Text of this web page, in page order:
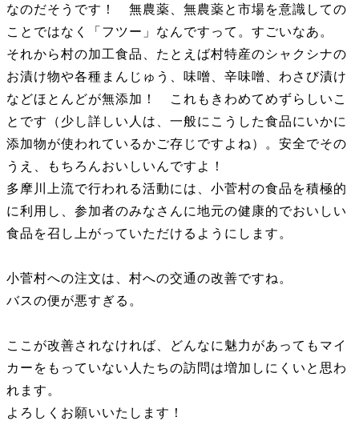
なのだそうです！ 無農薬、無農薬と市場を意識しての
ことではなく「フツー」なんですって。すごいなあ。
それから村の加工食品、たとえば村特産のシャクシナの
お漬け物や各種まんじゅう、味噌、辛味噌、わさび漬け
などほとんどが無添加！ これもきわめてめずらしいこ
とです（少し詳しい人は、一般にこうした食品にいかに
添加物が使われているかご存じですよね）。安全でその
うえ、もちろんおいしいんですよ！
多摩川上流で行われる活動には、小菅村の食品を積極的
に利用し、参加者のみなさんに地元の健康的でおいしい
食品を召し上がっていただけるようにします。
小菅村への注文は、村への交通の改善ですね。
バスの便が悪すぎる。
ここが改善されなければ、どんなに魅力があってもマイ
カーをもっていない人たちの訪問は増加しにくいと思わ
れます。
よろしくお願いいたします！